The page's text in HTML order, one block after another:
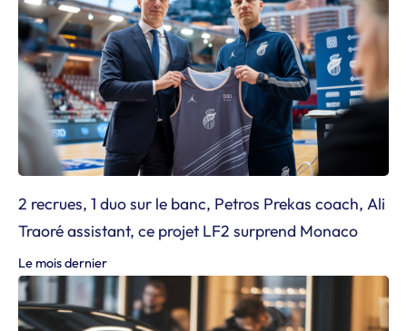
2 recrues, 1 duo sur le banc, Petros Prekas coach, Ali
Traoré assistant, ce projet LF2 surprend Monaco
Le mois dernier